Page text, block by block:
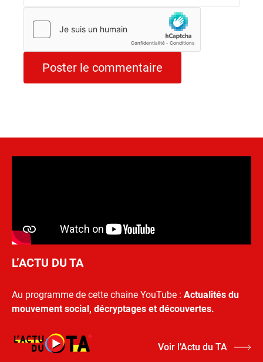
L’ACTU DU TA
Au programme de cette chaine YouTube : Actualités du
mouvement social, décryptages et découvertes.
Voir l’Actu du TA